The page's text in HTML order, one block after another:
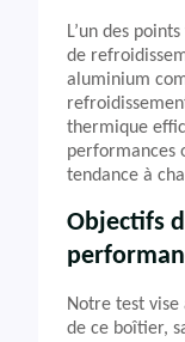
L’un des
de
aluminium
thermique
performances
tendance à
Objectifs
Notre test
de ce boîtier,